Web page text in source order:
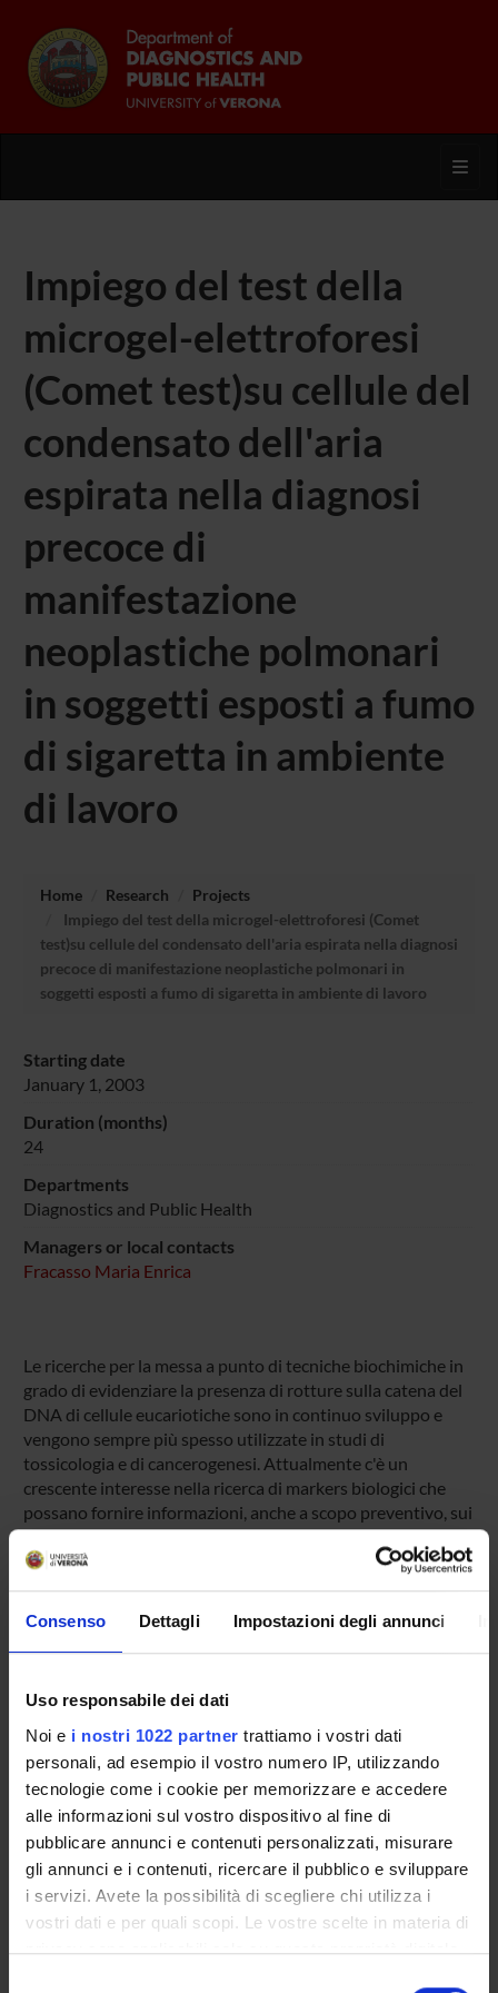
Consenso Dettagli Impostazioni degli annunci
Uso responsabile dei dati
Noi e i nostri 1022 partner trattiamo i vostri dati
personali, ad esempio il vostro numero IP, utilizzando
tecnologie come i cookie per memorizzare e accedere
alle informazioni sul vostro dispositivo al fine di
pubblicare annunci e contenuti personalizzati, misurare
gli annunci e i contenuti, ricercare il pubblico e sviluppare
i servizi. Avete la possibilità di scegliere chi utilizza i
vostri dati e per quali scopi. Le vostre scelte in materia di
privacy sono applicabili solo su questa proprietà digitale
Impiego del test della
microgel-elettroforesi
(Comet test)su cellule del
condensato dell'aria
espirata nella diagnosi
precoce di
manifestazione
neoplastiche polmonari
in soggetti esposti a fumo
di sigaretta in ambiente
di lavoro
Home Research
Projects
Impiego del test della microgel-elettroforesi (Comet
test)su cellule del condensato dell'aria espirata nella diagnosi
precoce di manifestazione neoplastiche polmonari in
soggetti esposti a fumo di sigaretta in ambiente di lavoro
Starting date
January 1, 2003
Duration (months)
24
Departments
Diagnostics and Public Health
Managers or local contacts
Fracasso Maria Enrica
Le ricerche per la messa a punto di tecniche biochimiche in
grado di evidenziare la presenza di rotture sulla catena del
DNA di cellule eucariotiche sono in continuo sviluppo e
vengono sempre più spesso utilizzate in studi di
tossicologia e di cancerogenesi. Attualmente c'è un
crescente interesse nella ricerca di markers biologici che
possano fornire informazioni, anche a scopo preventivo, sui
danni al materiale genetico indotto da diversi agenti chimici
o in sindromi con difetti riparativi di danni al DNA. In
questo senso è stato recentemente rivisitato un
promettente metodo, detto Comet test, che tramite una
microgel-elettroforesi in ambiente alcalino rivela rotture
delle catene del DNA evidenziando il danno genetico con la
ampiamente utilizzato su diverse linee cellulari (linfociti,
cellule della mucosa buccale, cellule uroteliali, cellule della
mucosa intestinale). Ci siamo quindi proposti di utilizzare
questo test sulle cellule di sfaldamento delle vie
respiratorie presenti nel condensato dell'aria espirata
raccolte con un nuovo strumento (Ecoscreen)al fine di
valutare soggetti esposti al fumo di sigaretta in ambiente
lavorativo.
PROJECT PARTICIPANTS